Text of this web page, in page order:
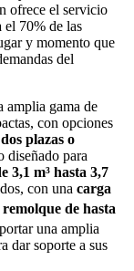
ofrece el servicio
el 70% de las
y momento que
del
amplia gama de
con opciones
dos plazas o
diseñado para
3,1 m³ hasta 3,7
con una carga
de hasta
una amplia
dar soporte a sus